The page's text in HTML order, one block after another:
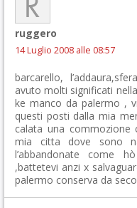
ruggero
14 Luglio 2008 alle 08:57
barcarello,
avuto molti significati
ke manco da palermo ,
questi posti dalla mia
calata una
mia citta dove sono
l’abbandonate come
,battetevi anzi x
palermo conserva da